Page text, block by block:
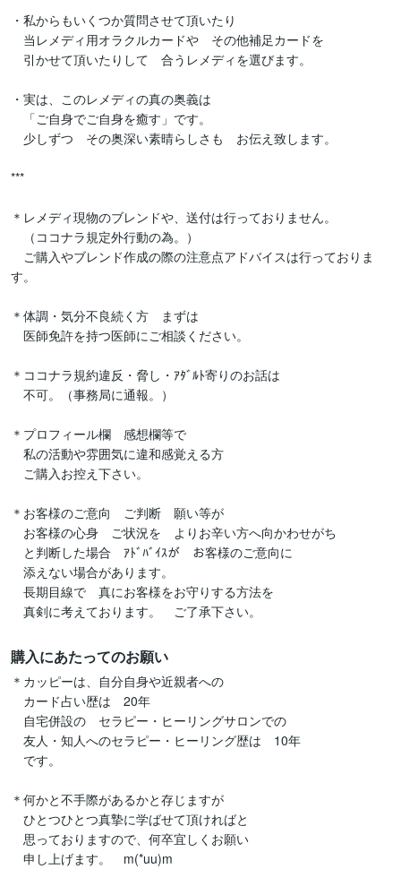
・私からもいくつか質問させて頂いたり
当レメディ用オラクルカードや　その他補足カードを
引かせて頂いたりして　合うレメディを選びます。
・実は、このレメディの真の奥義は
「ご自身でご自身を癒す」です。
少しずつ　その奥深い素晴らしさも　お伝え致します。
***
＊レメディ現物のブレンドや、送付は行っておりません。
（ココナラ規定外行動の為。）
ご購入やブレンド作成の際の注意点アドバイスは行っておりま
す。
＊体調・気分不良続く方　まずは
医師免許を持つ医師にご相談ください。
＊ココナラ規約違反・脅し・ｱﾀﾞﾙﾄ寄りのお話は
不可。（事務局に通報。）
＊プロフィール欄　感想欄等で
私の活動や雰囲気に違和感覚える方
ご購入お控え下さい。
＊お客様のご意向　ご判断　願い等が
お客様の心身　ご状況を　よりお辛い方へ向かわせがち
と判断した場合　ｱﾄﾞﾊﾞｲｽが　お客様のご意向に
添えない場合があります。
長期目線で　真にお客様をお守りする方法を
真剣に考えております。　ご了承下さい。
購入にあたってのお願い
＊カッピーは、自分自身や近親者への
カード占い歴は　20年
自宅併設の　セラピー・ヒーリングサロンでの
友人・知人へのセラピー・ヒーリング歴は　10年
です。
＊何かと不手際があるかと存じますが
ひとつひとつ真摯に学ばせて頂ければと
思っておりますので、何卒宜しくお願い
申し上げます。　m(*uu)m